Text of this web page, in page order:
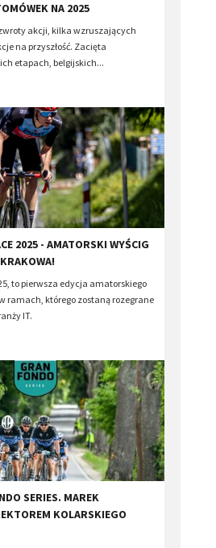
NA 2025
akcji, kilka wzruszających
na przyszłość. Zacięta
etapach, belgijskich...
2025 - AMATORSKI WYŚCIG
to pierwsza edycja amatorskiego
ramach, którego zostaną rozegrane
IT.
SERIES. MAREK
KOLARSKIEGO